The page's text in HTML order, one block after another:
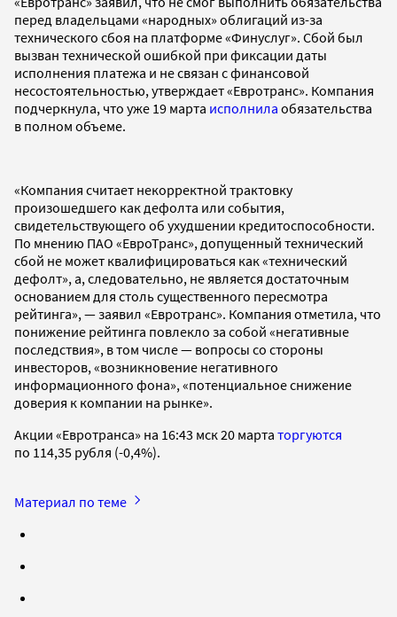
перед владельцами «народных» облигаций из-за
технического сбоя на платформе «Финуслуг». Сбой был
вызван технической ошибкой при фиксации даты
исполнения платежа и не связан с финансовой
несостоятельностью, утверждает «Евротранс». Компания
подчеркнула, что уже 19 марта исполнила обязательства
в полном объеме.
«Компания считает некорректной трактовку
произошедшего как дефолта или события,
свидетельствующего об ухудшении кредитоспособности.
По мнению ПАО «ЕвроТранс», допущенный технический
сбой не может квалифицироваться как «технический
дефолт», а, следовательно, не является достаточным
основанием для столь существенного пересмотра
рейтинга», — заявил «Евротранс». Компания отметила, что
понижение рейтинга повлекло за собой «негативные
последствия», в том числе — вопросы со стороны
инвесторов, «возникновение негативного
информационного фона», «потенциальное снижение
доверия к компании на рынке».
Акции «Евротранса» на 16:43 мск 20 марта торгуются
по 114,35 рубля (-0,4%).
Материал по теме